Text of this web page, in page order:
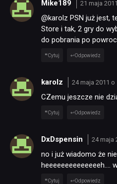
Mike189 21 maja
@karolz PSN już jest,
Store i tak, 2 gry do
do pobrania po
Cytuj Odpowiedz
karolz 24 maja 2011 o
CZemu jeszcze nie
Cytuj Odpowiedz
DxDspensin 24 maja
no i już wiadomo że
heeeeeeeeeeeeeeh….
Cytuj Odpowiedz